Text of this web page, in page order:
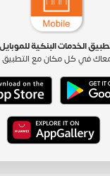
الخدمات البنكية للموبايل
في كل مكان مع التطبيق